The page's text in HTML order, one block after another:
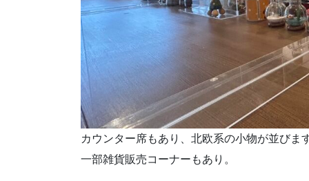
カウンター席もあり、北欧系の小物が並びま
一部雑貨販売コーナーもあり。